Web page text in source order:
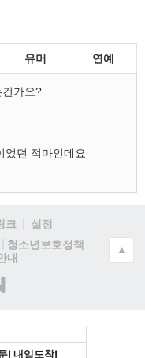
유머 연예
가요?
었던 적마인데요
크
설정
청소년보호정책
내
▲